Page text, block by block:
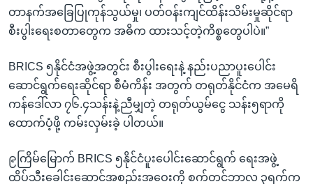
တာနက်အခြေပြုကုန်သွယ်မှု၊ ပတ်ဝန်းကျင်ထိန်းသိမ်းမှုဆိုင်ရာ
စီးပွါးရေးစတာတွေက အဓိက ထားသင့်တဲ့ကိစ္စတွေပါပဲ။”
BRICS ၅နိုင်ငံအဖွဲ့အတွင်း စီးပွါးရေးနဲ့ နည်းပညာပူးပေါင်း
ဆောင်ရွက်ရေးဆိုင်ရာ စီမံကိန်း အတွက် တရုတ်နိုင်ငံက အမေရိ
ကန်ဒေါ်လာ ၇၆.၄သန်းနဲ့ညီမျှတဲ့ တရုတ်ယွမ်ငွေ သန်း၅ရာကို
ထောက်ပံ့ဖို့ ကမ်းလှမ်းခဲ့ ပါတယ်။
၉ကြိမ်မြောက် BRICS ၅နိုင်ငံပူးပေါင်းဆောင်ရွက် ရေးအဖွဲ့
ထိပ်သီးခေါင်းဆောင်အစည်းအဝေးကို စက်တင်ဘာလ ၃ရက်က